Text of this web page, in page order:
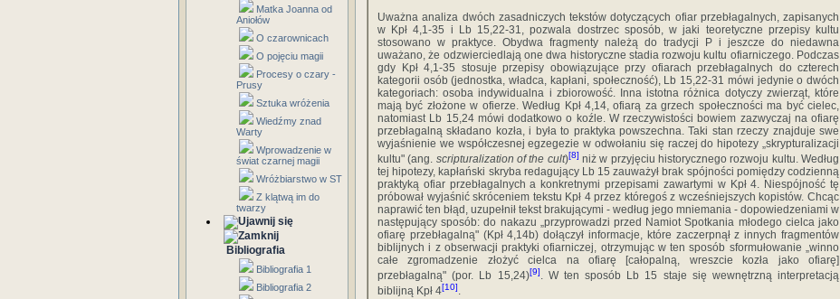
Matka Joanna od
Aniołów
O czarownicach
O pojęciu magii
Procesy o czary -
Prusy
Sztuka wróżenia
Wiedźmy znad
Warty
Wprowadzenie w
świat czarnej magii
Wróżbiarstwo w ST
Z klątwą im do
twarzy
Bibliografia
Bibliografia 1
Bibliografia 2
Uważna analiza dwóch zasadniczych tekstów dotyczących ofiar przebłagalnych, zapisanych
w Kpł 4,1-35 i Lb 15,22-31, pozwala dostrzec sposób, w jaki teoretyczne przepisy kultu
stosowano w praktyce. Obydwa fragmenty należą do tradycji P i jeszcze do niedawna
uważano, że odzwierciedlają one dwa historyczne stadia rozwoju kultu ofiarniczego. Podczas
gdy Kpł 4,1-35 stosuje przepisy obowiązujące przy ofiarach przebłagal­nych do czterech
kategorii osób (jednostka, władca, kapłani, spo­łeczność), Lb 15,22-31 mówi jedynie o dwóch
kategoriach: osoba indywidualna i zbiorowość. Inna istotna różnica dotyczy zwie­rząt, które
mają być złożone w ofierze. Według Kpł 4,14, ofiarą za grzech społeczności ma być cielec,
natomiast Lb 15,24 mówi dodatkowo o koźle. W rzeczywistości bowiem zazwyczaj na ofia­rę
przebłagalną składano kozła, i była to praktyka powszech­na. Taki stan rzeczy znajduje swe
wyjaśnienie we współczesnej egzegezie w odwołaniu się raczej do hipotezy „skrypturalizacji
kultu" (ang. scripturalization of the cult)[8] niż w przyjęciu histo­rycznego rozwoju kultu. Według
tej hipotezy, kapłański skryba redagujący Lb 15 zauważył brak spójności pomiędzy codzien­ną
praktyką ofiar przebłagalnych a konkretnymi przepisami za­wartymi w Kpł 4. Niespójność tę
próbował wyjaśnić skróceniem tekstu Kpł 4 przez któregoś z wcześniejszych kopistów. Chcąc
naprawić ten błąd, uzupełnił tekst brakującymi - według jego mniemania - dopowiedzeniami w
następujący sposób: do naka­zu „przyprowadzi przed Namiot Spotkania młodego cielca jako
ofiarę przebłagalną" (Kpł 4,14b) dołączył informacje, które za­czerpnął z innych fragmentów
biblijnych i z obserwacji praktyki ofiarniczej, otrzymując w ten sposób sformułowanie „winno
całe zgromadzenie złożyć cielca na ofiarę [całopalną, wreszcie kozła jako ofiarę]
przebłagalną" (por. Lb 15,24)[9]. W ten sposób Lb 15 staje się wewnętrzną interpretacją
biblijną Kpł 4[10].